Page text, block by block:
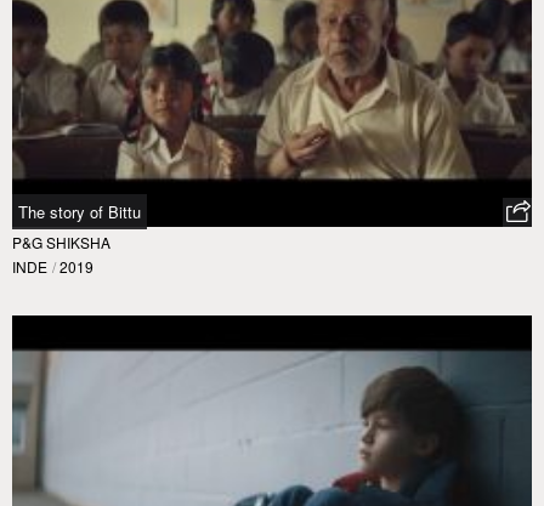
The story of Bittu
P&G SHIKSHA
INDE / 2019